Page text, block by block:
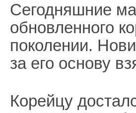
Сегодняшние
обновленного
поколении.
за его основу
Корейцу